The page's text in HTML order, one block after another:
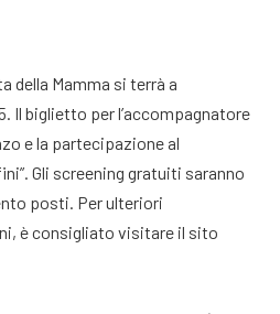
della Mamma si terrà a
Il biglietto per l’accompagnatore
e la partecipazione al
Gli screening gratuiti saranno
posti. Per ulteriori
è consigliato visitare il sito